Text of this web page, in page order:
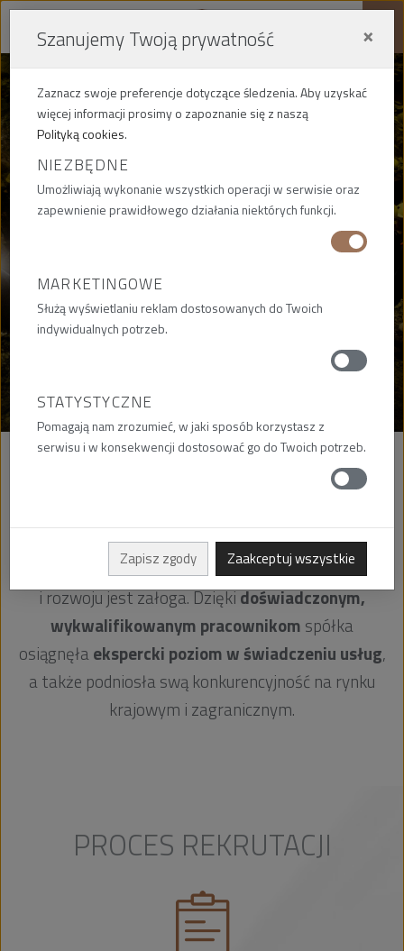
PRACA I KARIERA /
PEBEKA S.A.
PEBEKA S.A.
PeBeKa S.A., firma z ponad 65-letnią tradycją, a
poszukująca nowych rozwiązań, ma świadomość,
jak kluczowym elementem funkcjonowania
i rozwoju jest załoga. Dziękidoświadczonym,
wykwalifikowanym pracownikom spółka
osiągnęłaekspercki poziom w świadczeniu usług,
a także podniosła swą konkurencyjność na rynku
krajowym i zagranicznym.
PROCES REKRUTACJI
Szanujemy Twoją prywatność ×
Zaznacz swoje preferencje dotyczące śledzenia. Aby uzyskać
więcej informacji prosimy o zapoznanie się z naszą
Polityką cookies.
NIEZBĘDNE
Umożliwiają wykonanie wszystkich operacji w serwisie oraz
zapewnienie prawidłowego działania niektórych funkcji.
MARKETINGOWE
Służą wyświetlaniu reklam dostosowanych do Twoich
indywidualnych potrzeb.
STATYSTYCZNE
Pomagają nam zrozumieć, w jaki sposób korzystasz z
serwisu i w konsekwencji dostosować go do Twoich potrzeb.
Zapisz zgody Zaakceptuj wszystkie